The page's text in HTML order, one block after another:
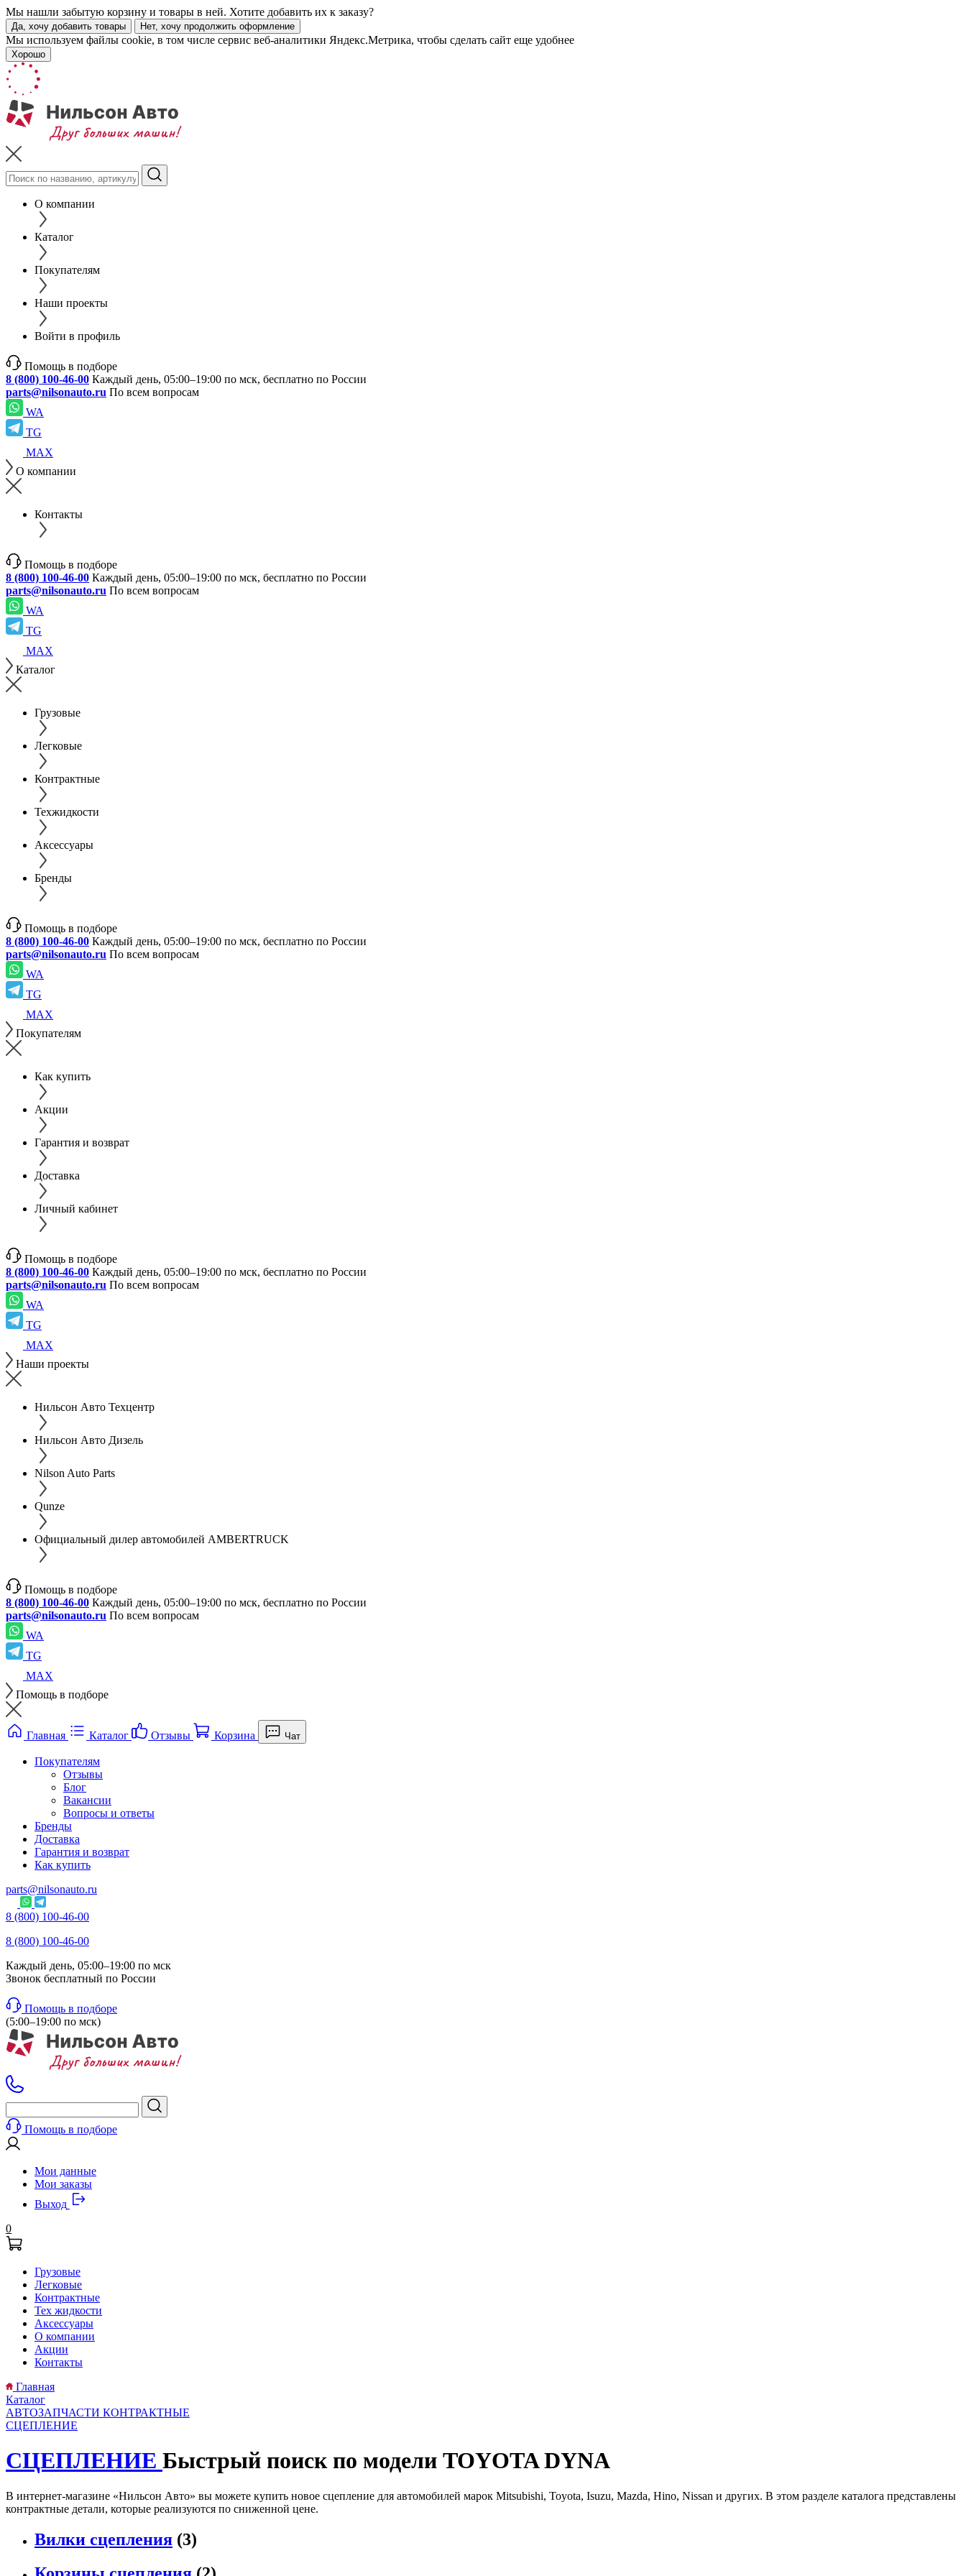
Мы нашли забытую корзину и товары в ней. Хотите добавить их к заказу?
Да, хочу добавить товары Нет, хочу продолжить оформление
Мы используем файлы cookie, в том числе сервис веб-аналитики Яндекс.Метрика, чтобы сделать сайт еще удобнее
Хорошо
О компании
Каталог
Покупателям
Наши проекты
Войти в профиль
Помощь в подборе
8 (800) 100-46-00 Каждый день, 05:00–19:00 по мск, бесплатно по России
parts@nilsonauto.ru По всем вопросам
WA
TG
MAX
О компании
Контакты
Помощь в подборе
8 (800) 100-46-00 Каждый день, 05:00–19:00 по мск, бесплатно по России
parts@nilsonauto.ru По всем вопросам
WA
TG
MAX
Каталог
Грузовые
Легковые
Контрактные
Техжидкости
Аксессуары
Бренды
Помощь в подборе
8 (800) 100-46-00 Каждый день, 05:00–19:00 по мск, бесплатно по России
parts@nilsonauto.ru По всем вопросам
WA
TG
MAX
Покупателям
Как купить
Акции
Гарантия и возврат
Доставка
Личный кабинет
Помощь в подборе
8 (800) 100-46-00 Каждый день, 05:00–19:00 по мск, бесплатно по России
parts@nilsonauto.ru По всем вопросам
WA
TG
MAX
Наши проекты
Нильсон Авто Техцентр
Нильсон Авто Дизель
Nilson Auto Parts
Qunze
Официальный дилер автомобилей AMBERTRUCK
Помощь в подборе
8 (800) 100-46-00 Каждый день, 05:00–19:00 по мск, бесплатно по России
parts@nilsonauto.ru По всем вопросам
WA
TG
MAX
Помощь в подборе
Главная Каталог Отзывы Корзина Чат
Покупателям
Отзывы
Блог
Вакансии
Вопросы и ответы
Бренды
Доставка
Гарантия и возврат
Как купить
parts@nilsonauto.ru
8 (800) 100-46-00
8 (800) 100-46-00
Каждый день, 05:00–19:00 по мск
Звонок бесплатный по России
Помощь в подборе
(5:00–19:00 по мск)
Помощь в подборе
Мои данные
Мои заказы
Выход
0
Грузовые
Легковые
Контрактные
Тех жидкости
Аксессуары
О компании
Акции
Контакты
Главная
Каталог
АВТОЗАПЧАСТИ КОНТРАКТНЫЕ
СЦЕПЛЕНИЕ
СЦЕПЛЕНИЕ Быстрый поиск по модели TOYOTA DYNA
В интернет-магазине «Нильсон Авто» вы можете купить новое сцепление для автомобилей марок Mitsubishi, Toyota, Isuzu, Mazda, Hino, Nissan и других. В этом разделе каталога представлены
контрактные детали, которые реализуются по сниженной цене.
Вилки сцепления (3)